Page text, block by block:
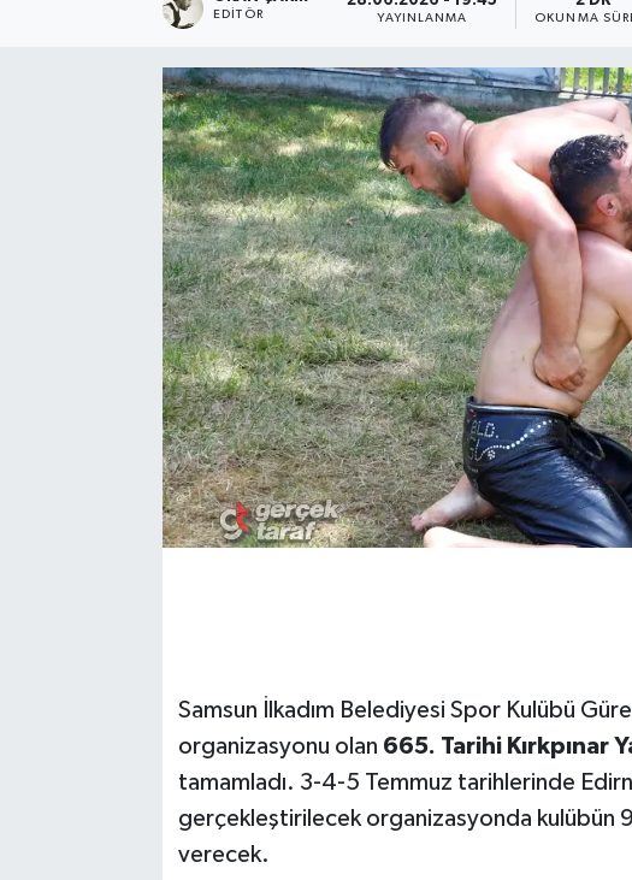
EDITÖR YAYINLANMA OKUNMA
Samsun İlkadım Belediyesi Spor Kulübü
organizasyonu olan 665. Tarihi Kırkpınar
tamamladı. 3-4-5 Temmuz tarihlerinde
gerçekleştirilecek organizasyonda kulübün
verecek.
EKONOMİ
TEKNOLOJİ